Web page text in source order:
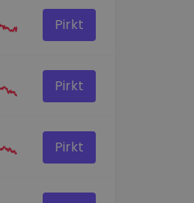
Pirkt
Pirkt
Pirkt